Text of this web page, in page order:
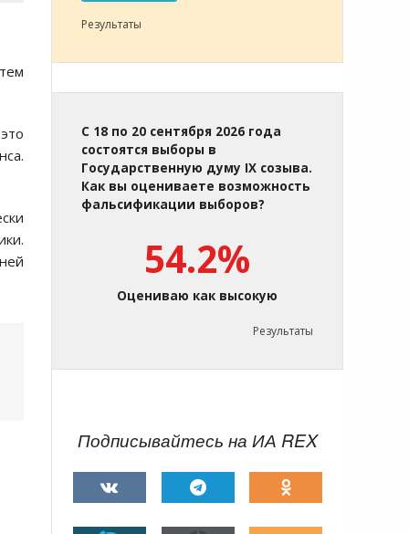
Результаты
С 18 по 20 сентября 2026 года
состоятся выборы в
Государственную думу IX созыва.
Как вы оцениваете возможность
фальсификации выборов?
54.2%
Оцениваю как высокую
Результаты
Подписывайтесь на ИА REX